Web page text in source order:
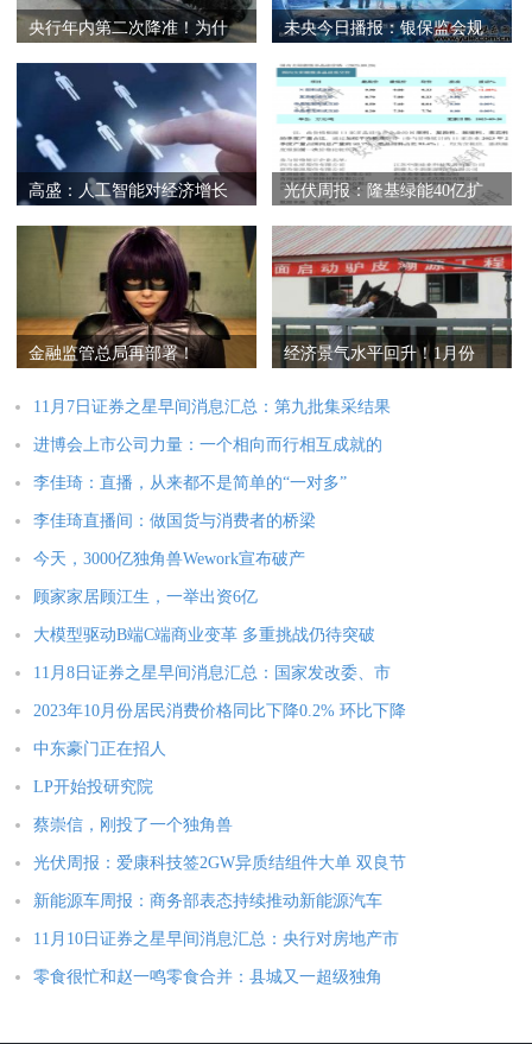
央行年内第二次降准！为什
未央今日播报：银保监会规
高盛：人工智能对经济增长
光伏周报：隆基绿能40亿扩
金融监管总局再部署！
经济景气水平回升！1月份
11月7日证券之星早间消息汇总：第九批集采结果
进博会上市公司力量：一个相向而行相互成就的
李佳琦：直播，从来都不是简单的“一对多”
李佳琦直播间：做国货与消费者的桥梁
今天，3000亿独角兽Wework宣布破产
顾家家居顾江生，一举出资6亿
大模型驱动B端C端商业变革 多重挑战仍待突破
11月8日证券之星早间消息汇总：国家发改委、市
2023年10月份居民消费价格同比下降0.2% 环比下降
中东豪门正在招人
LP开始投研究院
蔡崇信，刚投了一个独角兽
光伏周报：爱康科技签2GW异质结组件大单 双良节
新能源车周报：商务部表态持续推动新能源汽车
11月10日证券之星早间消息汇总：央行对房地产市
零食很忙和赵一鸣零食合并：县城又一超级独角